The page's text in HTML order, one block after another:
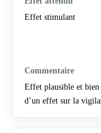
Effet stimulant
Effet plausible et bien
d’un effet sur la